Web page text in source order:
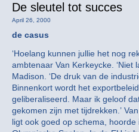
De sleutel tot succes
April 26, 2000
de casus
‘Hoelang kunnen jullie het nog
ambtenaar Van Kerkeycke. ‘Niet
Madison. ‘De druk van de
Binnenkort wordt het
geliberaliseerd. Maar ik geloof
gekomen zijn met tijdrekken.’
ligt ook goed op schema,